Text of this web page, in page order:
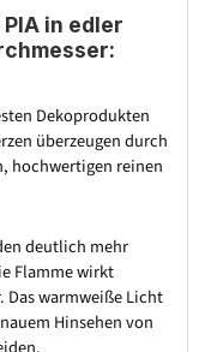
in edler
Dekoprodukten
überzeugen durch
hochwertigen reinen
deutlich mehr
Flamme wirkt
warmweiße Licht
Hinsehen von